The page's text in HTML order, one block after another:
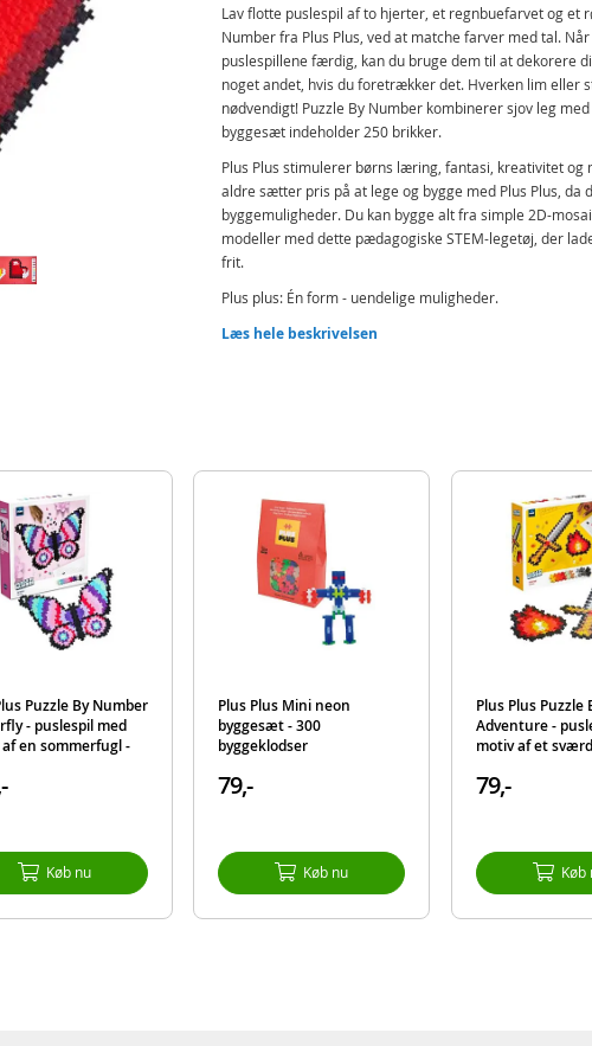
Lav flotte puslespil af to hjerter, et regnbuefarvet og et
Number fra Plus Plus, ved at matche farver med tal.
puslespillene færdig, kan du bruge dem til at dekorere
noget andet, hvis du foretrækker det. Hverken lim eller
nødvendigt! Puzzle By Number kombinerer sjov leg
byggesæt indeholder 250 brikker.
Plus Plus stimulerer børns læring, fantasi, kreativitet og
aldre sætter pris på at lege og bygge med Plus Plus, da
byggemuligheder. Du kan bygge alt fra simple 2D-
modeller med dette pædagogiske STEM-legetøj, der
frit.
Plus plus: Én form - uendelige muligheder.
Designet og produceret i Danmark
Skabelon
Detaljer:
Mål brik: 20 x 12 mm
Brikkerne i byggesættet kan bruges sammen med
Tåler opvaskemaskine - max 90 grader
Alder: fra 5 år
Model
EAN 5710409106900
Mærke Plus Plus
Læs hele beskrivelsen
Puzzle By Number
- puslespil med
en sommerfugl -
Køb nu
Plus Plus Mini neon
byggesæt - 300
byggeklodser
79,-
Køb nu
Plus Plus Puzzle
Adventure -
motiv af et
250 brikker
79,-
Køb